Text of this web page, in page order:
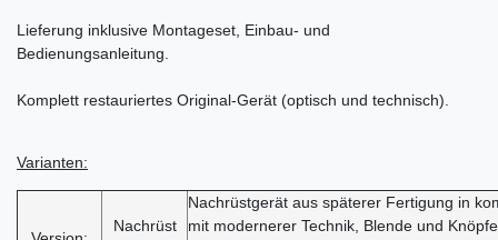
Lieferung inklusive Montageset, Einbau- und
Bedienungsanleitung.
Komplett restauriertes Original-Gerät (optisch und technisch).
Varianten:
Nachrüst
Nachrüstgerät aus späterer Fertigung in
mit modernerer Technik, Blende und